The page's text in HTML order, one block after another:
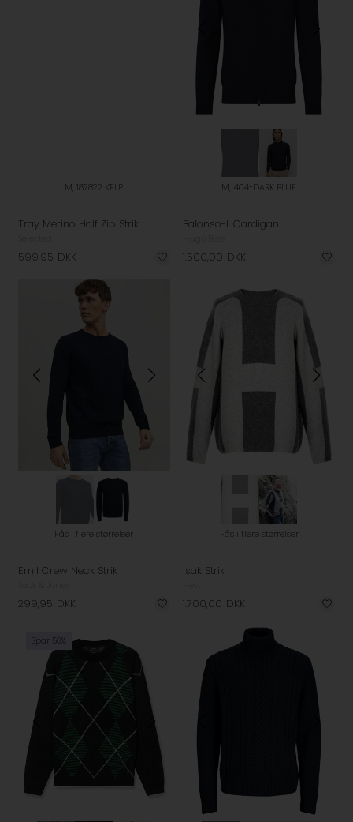
M, 187822 KELP
Tray Merino Half Zip Strik
599,95 DKK
M, 404-DARK BLUE
Balonso-L Cardigan
1.500,00 DKK
Fås i flere størrelser
Emil Crew Neck Strik
299,95 DKK
Fås i flere størrelser
Isak Strik
1.700,00 DKK
Spar 50%